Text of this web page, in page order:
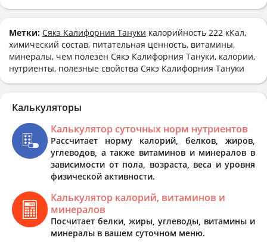
Метки: Сякэ Калифорния Тануки калорийность 222 кКал,
химический состав, питательная ценность, витамины,
минералы, чем полезен Сякэ Калифорния Тануки, калории,
нутриенты, полезные свойства Сякэ Калифорния Тануки
Калькуляторы
Калькулятор суточных норм нутриентов
Рассчитает норму калорий, белков, жиров,
углеводов, а также витаминов и минералов в
зависимости от пола, возраста, веса и уровня
физической активности.
Калькулятор калорий, витаминов и
минералов
Посчитает белки, жиры, углеводы, витамины и
минералы в вашем суточном меню.